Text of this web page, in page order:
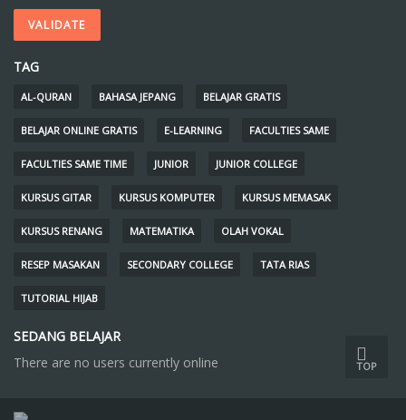
TAG
AL-QURAN BAHASA JEPANG BELAJAR GRATIS
BELAJAR ONLINE GRATIS E-LEARNING FACULTIES SAME
FACULTIES SAME TIME JUNIOR JUNIOR COLLEGE
KURSUS GITAR KURSUS KOMPUTER KURSUS MEMASAK
KURSUS RENANG MATEMATIKA OLAH VOKAL
RESEP MASAKAN SECONDARY COLLEGE TATA RIAS
TUTORIAL HIJAB
SEDANG BELAJAR
There are no users currently online
TOP